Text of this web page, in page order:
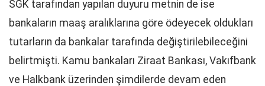
SGK tarafından yapılan duyuru metnin de ise
bankaların maaş aralıklarına göre ödeyecek oldukları
tutarların da bankalar tarafında değiştirilebileceğini
belirtmişti. Kamu bankaları Ziraat Bankası, Vakıfbank
ve Halkbank üzerinden şimdilerde devam eden